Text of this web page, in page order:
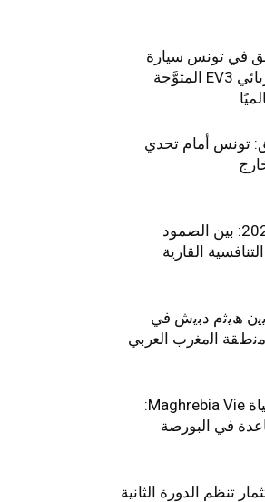
في تونس سيارة
الـدفع الرباعي الكهربائي EV3 المتوَّجة
تونس أمام تحدي
الاقتصاد التونسي 2025: بين الصمود
القارية
ھﯾﺛم دﺑﯾش ﻓﻲ
اﻟﻣﻐرب اﻟﻌرﺑﻲ
التأمينات المغربية حياة Maghrebia Vie:
في البورصة
تنظم الدورة الثانية